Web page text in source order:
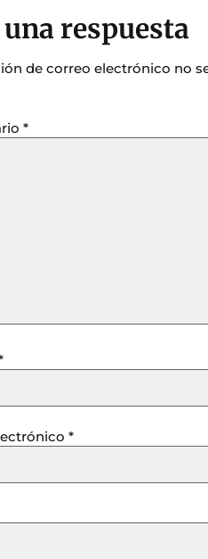
respuesta
de correo electrónico no
*
*